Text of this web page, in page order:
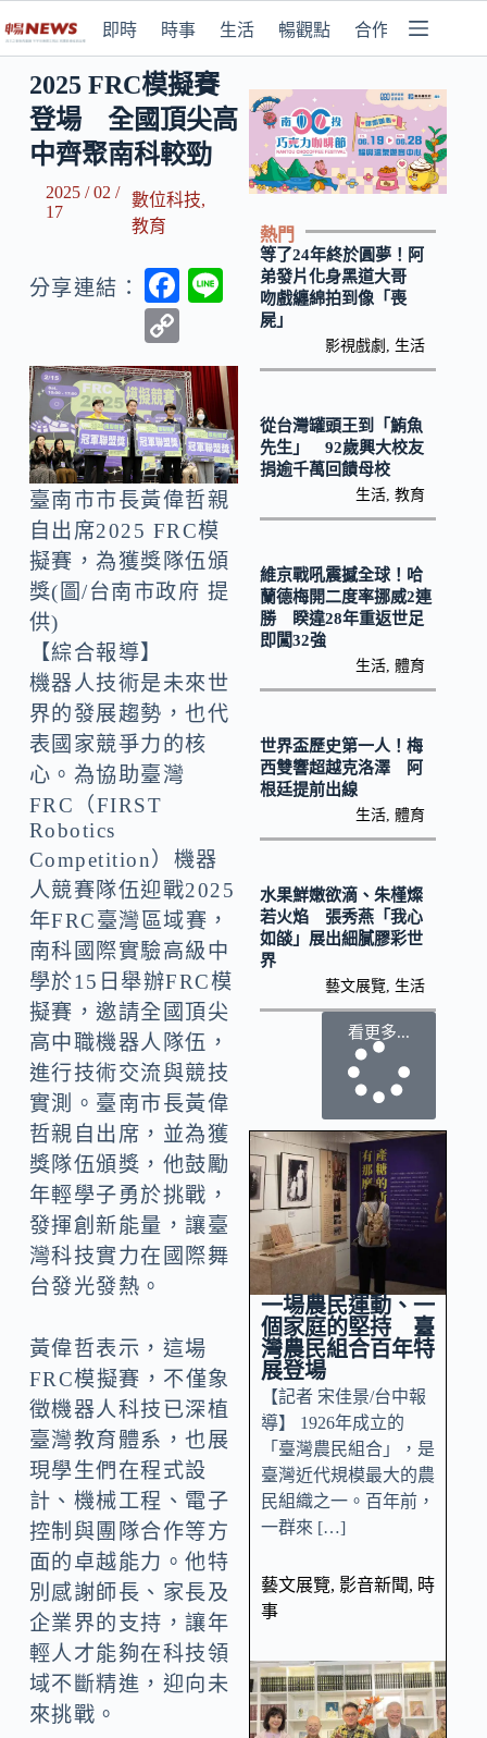
即時 時事 生活 暢觀點 合作媒體
2025 FRC模擬賽
登場 全國頂尖高
中齊聚南科較勁
2025 / 02 /
17
數位科技,
教育
分享連結：
F
b
o
o
k
o
p
y
Li
n
k
臺南市市長黃偉哲親
自出席2025 FRC模
擬賽，為獲獎隊伍頒
獎(圖/台南市政府 提
供)
【綜合報導】
機器人技術是未來世
界的發展趨勢，也代
表國家競爭力的核
心。為協助臺灣
FRC（FIRST
Robotics
Competition）機器
人競賽隊伍迎戰2025
年FRC臺灣區域賽，
南科國際實驗高級中
學於15日舉辦FRC模
擬賽，邀請全國頂尖
高中職機器人隊伍，
進行技術交流與競技
實測。臺南市長黃偉
哲親自出席，並為獲
獎隊伍頒獎，他鼓勵
年輕學子勇於挑戰，
發揮創新能量，讓臺
灣科技實力在國際舞
台發光發熱。
黃偉哲表示，這場
FRC模擬賽，不僅象
徵機器人科技已深植
臺灣教育體系，也展
現學生們在程式設
計、機械工程、電子
控制與團隊合作等方
面的卓越能力。他特
別感謝師長、家長及
企業界的支持，讓年
輕人才能夠在科技領
域不斷精進，迎向未
來挑戰。
熱門
等了24年終於圓夢！阿
弟發片化身黑道大哥
吻戲纏綿拍到像「喪
屍」
影視戲劇 生活
從台灣罐頭王到「鮪魚
先生」 92歲興大校友
捐逾千萬回饋母校
生活 ,教育
維京戰吼震撼全球！哈
蘭德梅開二度率挪威2連
勝 睽違28年重返世足
即闖32強
生活 ,體育
世界盃歷史第一人！梅
西雙響超越克洛澤 阿
根廷提前出線
生活 ,體育
水果鮮嫩欲滴、朱槿燦
若火焰 張秀燕「我心
如燄」展出細膩膠彩世
界
藝文展覽 生活
看更多...
一場農民運動、一
個家庭的堅持 臺
灣農民組合百年特
展登場
【記者 宋佳景/台中報
導】 1926年成立的
「臺灣農民組合」，是
臺灣近代規模最大的農
民組織之一。百年前，
一群來 […]
藝文展覽, 影音新聞, 時
事